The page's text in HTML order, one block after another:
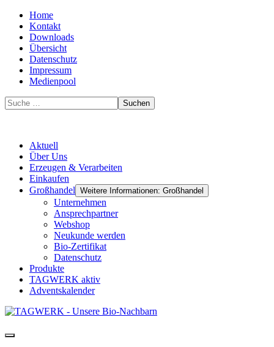
Home
Kontakt
Downloads
Übersicht
Datenschutz
Impressum
Medienpool
Suchen
Aktuell
Über Uns
Erzeugen & Verarbeiten
Einkaufen
Großhandel Weitere Informationen: Großhandel
Unternehmen
Ansprechpartner
Webshop
Neukunde werden
Bio-Zertifikat
Datenschutz
Produkte
TAGWERK aktiv
Adventskalender